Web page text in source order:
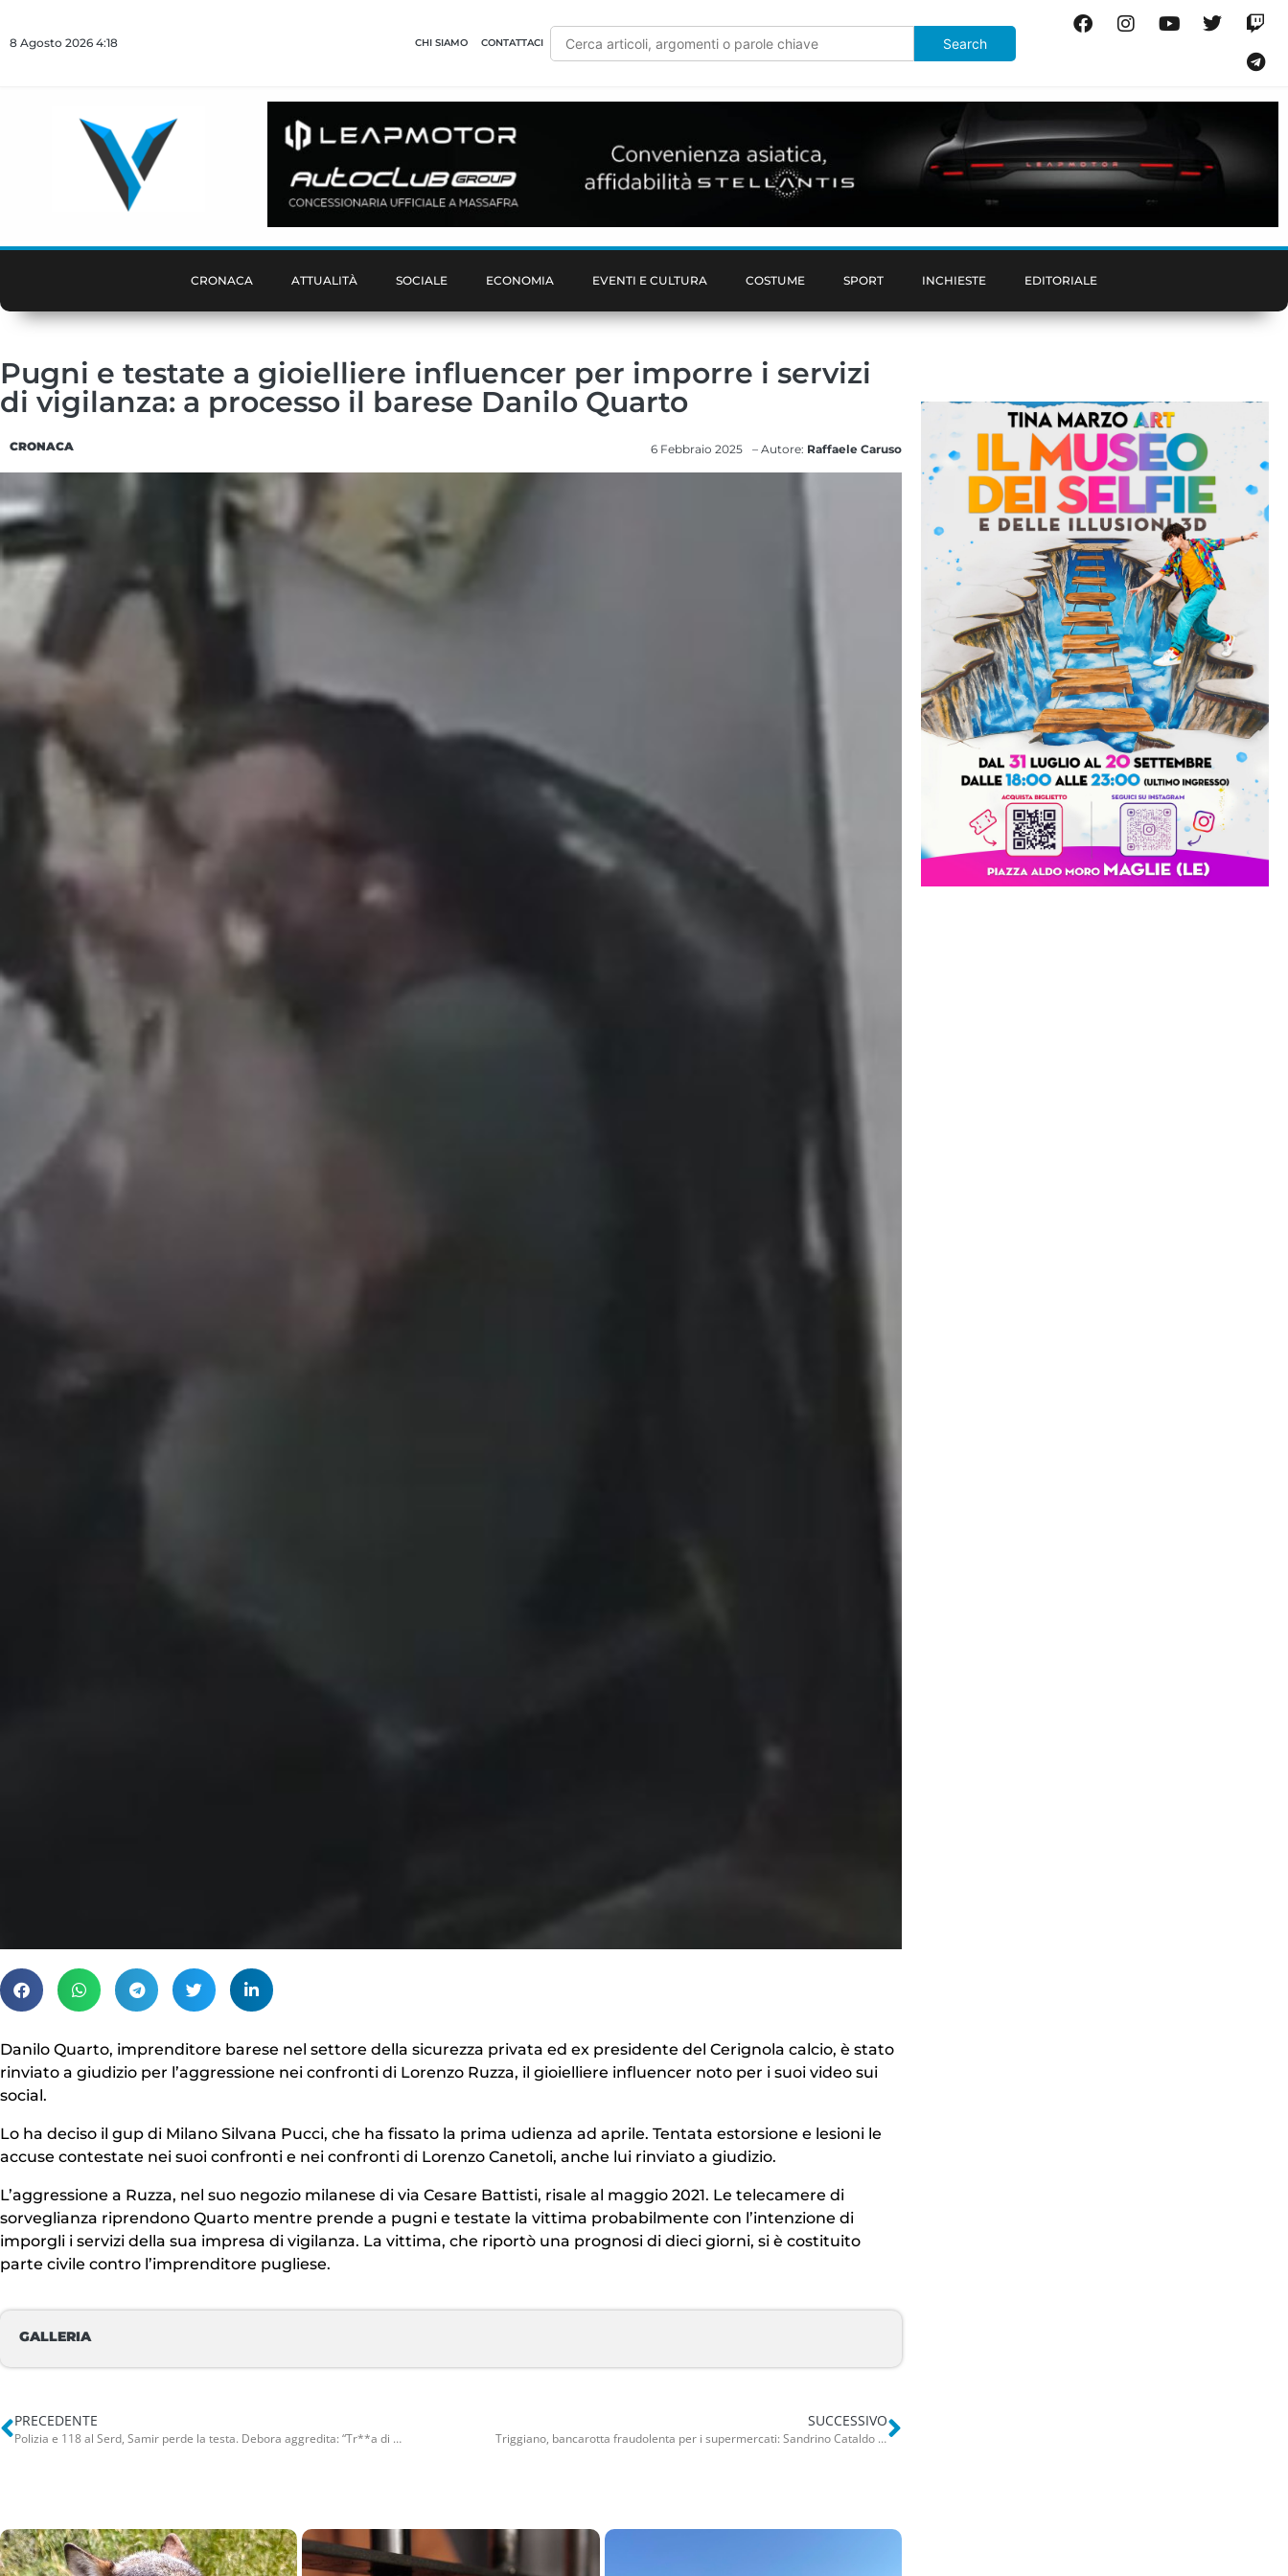
8 Agosto 2026 4:18 CHI SIAMO CONTATTACI
CRONACA ATTUALITÀ SOCIALE ECONOMIA EVENTI E CULTURA COSTUME SPORT INCHIESTE EDITORIALE
Pugni e testate a gioielliere influencer per imporre i servizi
di vigilanza: a processo il barese Danilo Quarto
CRONACA 6 Febbraio 2025 – Autore: Raffaele Caruso
Danilo Quarto, imprenditore barese nel settore della sicurezza privata ed ex presidente del Cerignola calcio, è stato
rinviato a giudizio per l’aggressione nei confronti di Lorenzo Ruzza, il gioielliere influencer noto per i suoi video sui
social.
Lo ha deciso il gup di Milano Silvana Pucci, che ha fissato la prima udienza ad aprile. Tentata estorsione e lesioni le
accuse contestate nei suoi confronti e nei confronti di Lorenzo Canetoli, anche lui rinviato a giudizio.
L’aggressione a Ruzza, nel suo negozio milanese di via Cesare Battisti, risale al maggio 2021. Le telecamere di
sorveglianza riprendono Quarto mentre prende a pugni e testate la vittima probabilmente con l’intenzione di
imporgli i servizi della sua impresa di vigilanza. La vittima, che riportò una prognosi di dieci giorni, si è costituito
parte civile contro l’imprenditore pugliese.
GALLERIA
PRECEDENTE
Polizia e 118 al Serd, Samir perde la testa. Debora aggredita: “Tr**a di una cartomante ti uccido”
SUCCESSIVO
Triggiano, bancarotta fraudolenta per i supermercati: Sandrino Cataldo si salva con la prescrizione